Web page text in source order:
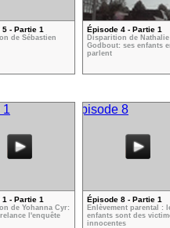
- Partie 1
de Sébastien
Épisode 4 - Partie 1
Disparition de Nathalie
Godbout: ses enfants
parlent
- Partie 1
de Yohanna Cyr:
relance l'enquête
Épisode 8 - Partie 1
Enlèvement parental :
enfants sont des
innocentes